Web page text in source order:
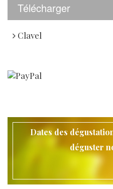
Télécharger
Clavel
Dates des
déguster